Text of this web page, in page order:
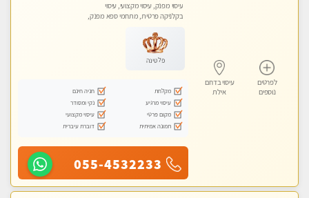
לפרטים
נוספים
עיסוי בדרום
אילת
עיסוי מפנק, עיסוי מקצועי, עיסוי
בקלניקה פרטית, מתחמי ספא מפנק,
פלטינה
מקלחת
חניה חינם
עיסוי מרגיע
נקי ומסודר
מקום פרטי
עיסוי מקצועי
תמונה אמיתית
דוברת עיברית
055-4532233